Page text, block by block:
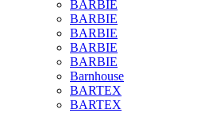
BARBIE
BARBIE
BARBIE
BARBIE
BARBIE
Barnhouse
BARTEX
BARTEX